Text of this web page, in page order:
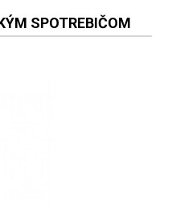
SPOTREBIČOM